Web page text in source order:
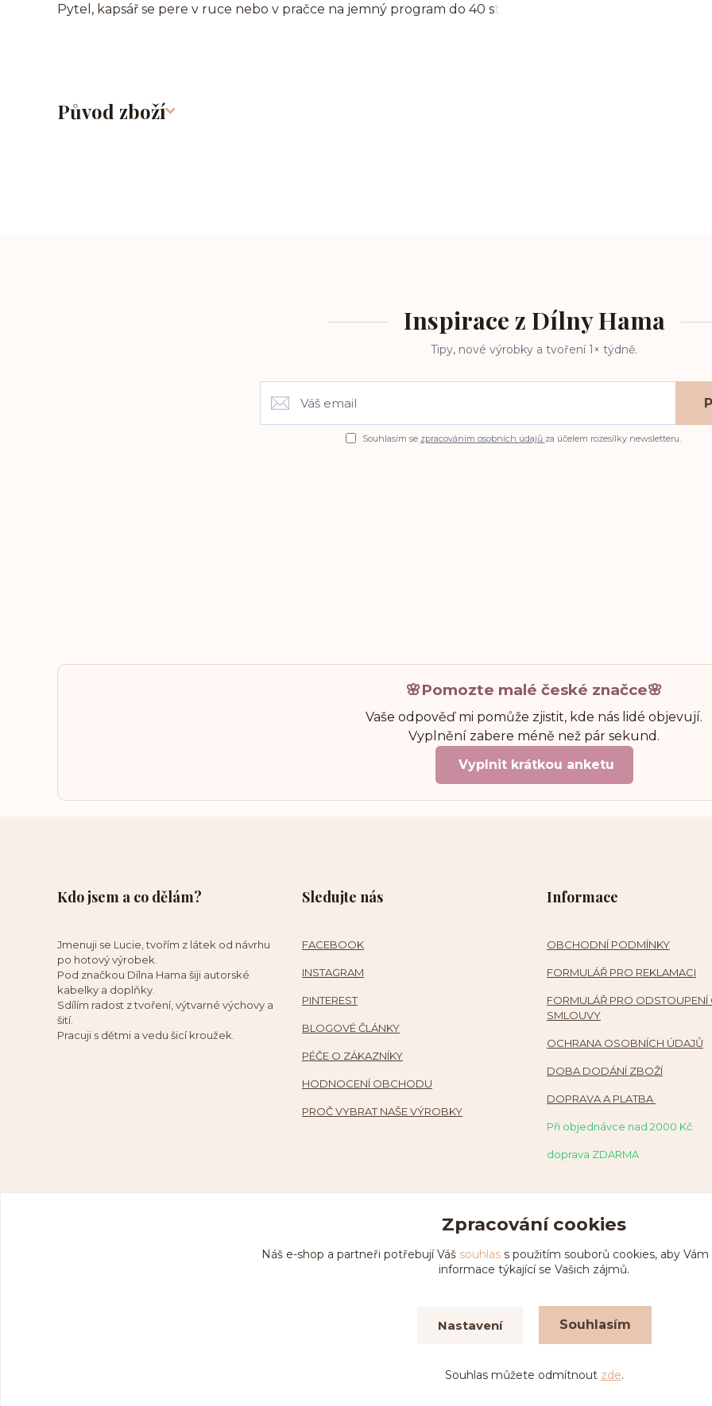
Pytel, kapsář se pere v ruce nebo v pračce na jemný program do 40 st.
Původ zboží
Inspirace z Dílny Hama
Tipy, nové výrobky a tvoření 1× týdně.
Souhlasím se zpracováním osobních údajů za účelem rozesílky newsletteru.
🌸Pomozte malé české značce🌸
Vaše odpověď mi pomůže zjistit, kde nás lidé objevují.
Vyplnění zabere méně než pár sekund.
Vyplnit krátkou anketu
Kdo jsem a co dělám?
Jmenuji se Lucie, tvořím z látek od návrhu
po hotový výrobek.
Pod značkou Dílna Hama šiji autorské
kabelky a doplňky.
Sdílím radost z tvoření, výtvarné výchovy a
šití.
Pracuji s dětmi a vedu šicí kroužek.
Sledujte nás
FACEBOOK
INSTAGRAM
PINTEREST
BLOGOVÉ ČLÁNKY
PÉČE O ZÁKAZNÍKY
HODNOCENÍ OBCHODU
PROČ VYBRAT NAŠE VÝROBKY
Informace
OBCHODNÍ PODMÍNKY
FORMULÁŘ PRO REKLAMACI
FORMULÁŘ PRO ODSTOUPENÍ
SMLOUVY
OCHRANA OSOBNÍCH ÚDAJŮ
DOBA DODÁNÍ ZBOŽÍ
DOPRAVA A PLATBA
Při objednávce nad 2000 Kč
doprava ZDARMA
Zpracování cookies
Náš e-shop a partneři potřebují Váš souhlass použitím souborů cookies, aby
informace týkající se Vašich zájmů.
Nastavení Souhlasím
Souhlas můžete odmítnout zde.